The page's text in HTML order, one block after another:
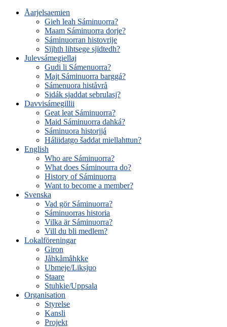
Åarjelsaemien
Gieh leah Sáminuorra?
Maam Sáminuorra dorje?
Sáminuorran histovrije
Sïjhth lihtsege sjïdtedh?
Julevsámegiellaj
Gudi li Sámenuorra?
Majt Sáminuorra barggá?
Sámenuora histåvrå
Sidák sjaddat sebrulasj?
Davvisámegillii
Geat leat Sáminuorra?
Maid Sáminuorra dahká?
Sáminuora historjjá
Háliidatgo šaddat miellahttun?
English
Who are Sáminuorra?
What does Sáminourra do?
History of Sáminuorra
Want to become a member?
Svenska
Vad gör Sáminuorra?
Sáminuorras historia
Vilka är Sáminuorra?
Vill du bli medlem?
Lokalföreningar
Giron
Jåhkåmåhkke
Ubmeje/Liksjuo
Staare
Stuhkie/Uppsala
Organisation
Styrelse
Kansli
Projekt